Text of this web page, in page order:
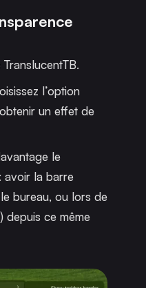
l’option
un effet de
le
avoir la barre
bureau, ou lors de
depuis ce même